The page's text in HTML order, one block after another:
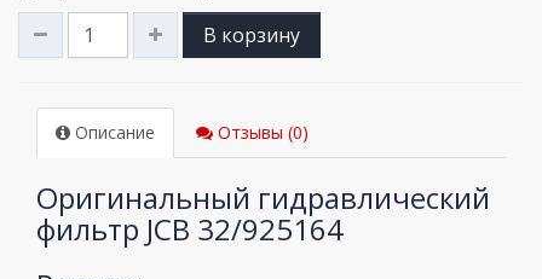
В корзину
Описание Отзывы (0)
Оригинальный гидравлический
фильтр JCB 32/925164